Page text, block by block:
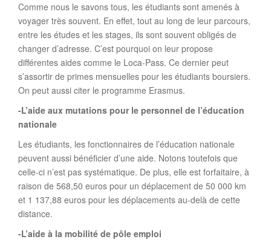
Comme nous le savons tous, les étudiants sont amenés à
voyager très souvent. En effet, tout au long de leur parcours,
entre les études et les stages, ils sont souvent obligés de
changer d’adresse. C’est pourquoi on leur propose
différentes aides comme le Loca-Pass. Ce dernier peut
s’assortir de primes mensuelles pour les étudiants boursiers.
On peut aussi citer le programme Erasmus.
-L’aide aux mutations pour le personnel de l’éducation
nationale
Les étudiants, les fonctionnaires de l’éducation nationale
peuvent aussi bénéficier d’une aide. Notons toutefois que
celle-ci n’est pas systématique. De plus, elle est forfaitaire, à
raison de 568,50 euros pour un déplacement de 50 000 km
et 1 137,88 euros pour les déplacements au-delà de cette
distance.
-L’aide à la mobilité de pôle emploi